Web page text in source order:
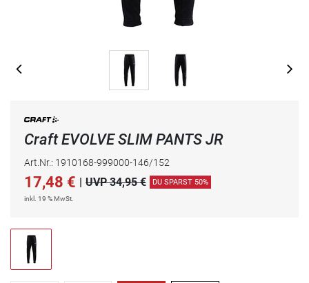
Craft EVOLVE SLIM PANTS JR
Art.Nr.: 1910168-999000-146/152
17,48 € | UVP 34,95 € DU SPARST 50%
inkl. 19 % MwSt.